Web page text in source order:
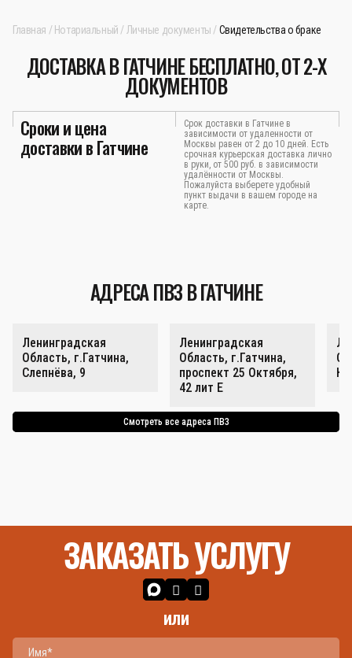
Главная Нотариальный Личные документы Свидетельства о браке
ДОСТАВКА В ГАТЧИНЕ БЕСПЛАТНО, ОТ 2-Х
ДОКУМЕНТОВ
Сроки и цена
доставки в Гатчине
Срок доставки в Гатчине в
зависимости от удаленности от
Москвы равен от 2 до 10 дней. Есть
срочная курьерская доставка лично
в руки, от 500 руб. в зависимости
удалённости от Москвы.
Пожалуйста выберете удобный
пункт выдачи в вашем городе на
карте.
АДРЕСА ПВЗ В ГАТЧИНЕ
Ленинградская
Область, г.Гатчина,
Слепнёва, 9
Ленинградская
Область, г.Гатчина,
проспект 25 Октября,
42 лит Е
Смотреть все адреса ПВЗ
ЗАКАЗАТЬ УСЛУГУ
или